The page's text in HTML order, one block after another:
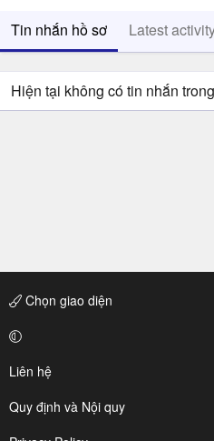
Tin nhắn hồ sơ Latest
Hiện tại không có tin nhắn
Chọn giao diện
Liên hệ
Quy định và Nội quy